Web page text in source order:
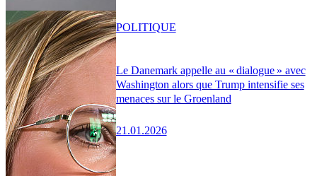
Le Danemark appelle au « dialogue » avec
Washington alors que Trump intensifie ses
menaces sur le Groenland
21.01.2026
POLITIQUE